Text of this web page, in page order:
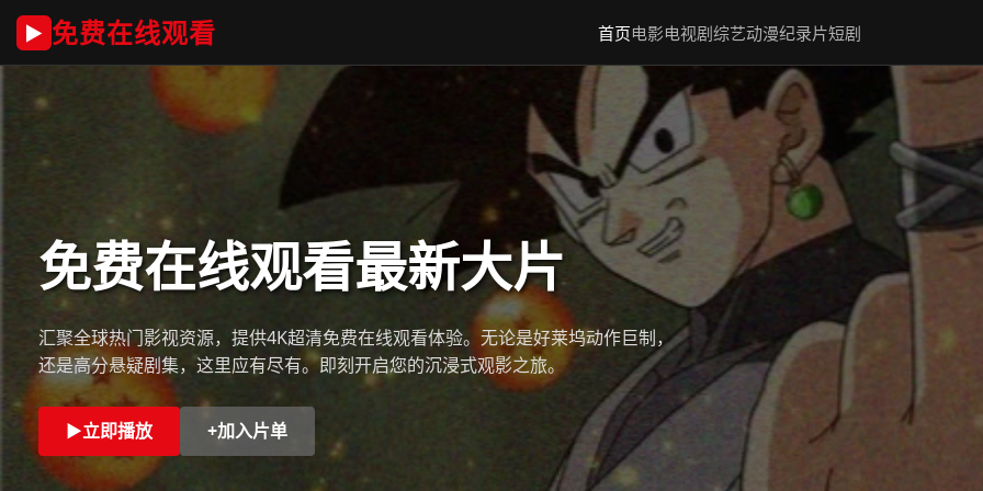
▶ 免费在线观看 首页电影电视剧综艺动漫纪录片短剧
免费在线观看最新大片
汇聚全球热门影视资源，提供4K超清免费在线观看体验。无论是好莱坞动作巨制，
还是高分悬疑剧集，这里应有尽有。即刻开启您的沉浸式观影之旅。
▶立即播放 +加入片单